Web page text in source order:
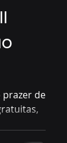
prazer de